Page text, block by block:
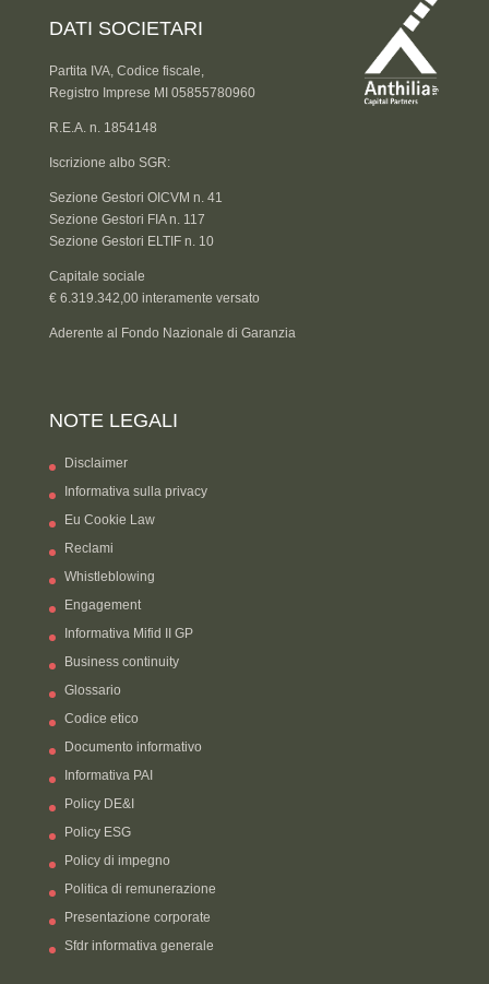
DATI SOCIETARI
Partita IVA, Codice fiscale,
Registro Imprese MI 05855780960
R.E.A. n. 1854148
Iscrizione albo SGR:
Sezione Gestori OICVM n. 41
Sezione Gestori FIA n. 117
Sezione Gestori ELTIF n. 10
Capitale sociale
€ 6.319.342,00 interamente versato
Aderente al Fondo Nazionale di Garanzia
NOTE LEGALI
Disclaimer
Informativa sulla privacy
Eu Cookie Law
Reclami
Whistleblowing
Engagement
Informativa Mifid II GP
Business continuity
Glossario
Codice etico
Documento informativo
Informativa PAI
Policy DE&I
Policy ESG
Policy di impegno
Politica di remunerazione
Presentazione corporate
Sfdr informativa generale